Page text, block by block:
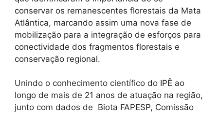
conservar os remanescentes florestais da Mata
Atlântica, marcando assim uma nova fase de
mobilização para a integração de esforços para
conectividade dos fragmentos florestais e
conservação regional.
Unindo o conhecimento científico do IPÊ ao
longo de mais de 21 anos de atuação na região,
junto com dados de Biota FAPESP, Comissão